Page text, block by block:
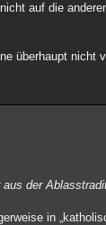
auf die
überhaupt nicht
der
in